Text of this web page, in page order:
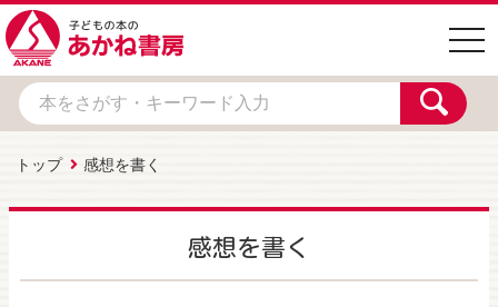
トップ 感想を書く
感想を書く